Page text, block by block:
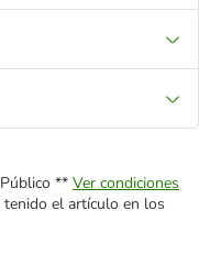
** Ver condiciones
el artículo en los